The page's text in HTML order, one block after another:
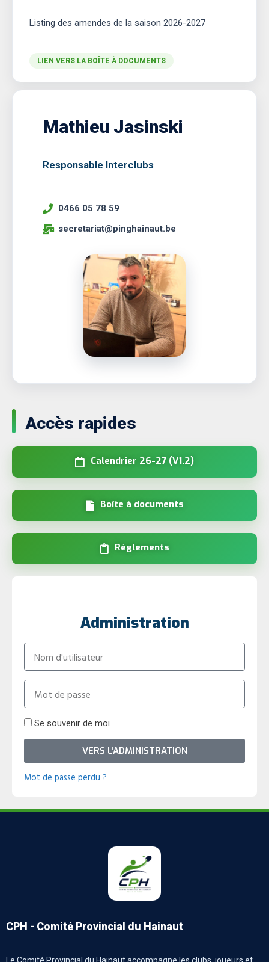
Listing des amendes de la saison 2026-2027
LIEN VERS LA BOÎTE À DOCUMENTS
Mathieu Jasinski
Responsable Interclubs
0466 05 78 59
secretariat@pinghainaut.be
Accès rapides
Calendrier 26-27 (V1.2)
Boîte à documents
Règlements
Administration
Se souvenir de moi
VERS L'ADMINISTRATION
Mot de passe perdu ?
CPH - Comité Provincial du Hainaut